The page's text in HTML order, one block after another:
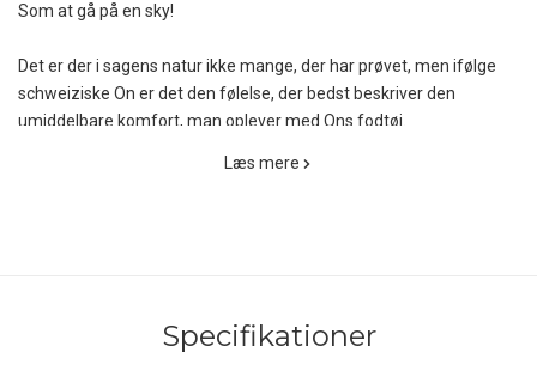
Som at gå på en sky!
Det er der i sagens natur ikke mange, der har prøvet, men ifølge
schweiziske On er det den følelse, der bedst beskriver den
umiddelbare komfort, man oplever med Ons fodtøj.
Læs mere
Specifikationer